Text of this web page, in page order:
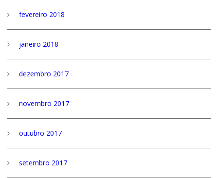
fevereiro 2018
janeiro 2018
dezembro 2017
novembro 2017
outubro 2017
setembro 2017